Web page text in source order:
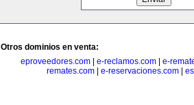
Otros dominios en venta:
eproveedores.com
e-reclamos.com
e-
remates.com| e-reservaciones.com|